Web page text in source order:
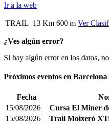
Ir a la web
TRAIL 13 Km 600 m Ver
¿Ves algún error?
Si hay algún error en los datos,
Próximos eventos en Barcelona
Fecha
15/08/2026
Cursa El Miner
15/08/2026
Trail Moixeró